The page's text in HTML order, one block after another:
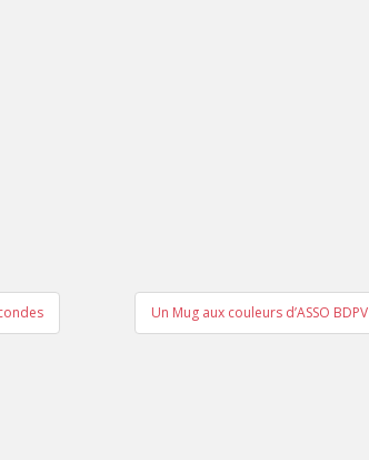
Un Mug aux couleurs d’ASSO BDPV